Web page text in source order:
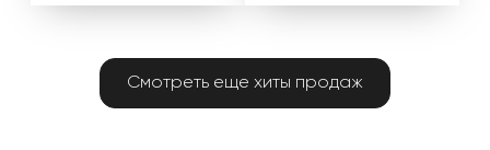
Смотреть еще хиты продаж